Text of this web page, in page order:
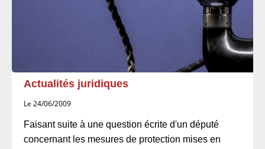
Actualités juridiques
Le 24/06/2009
Faisant suite à une question écrite d'un député
concernant les mesures de protection mises en